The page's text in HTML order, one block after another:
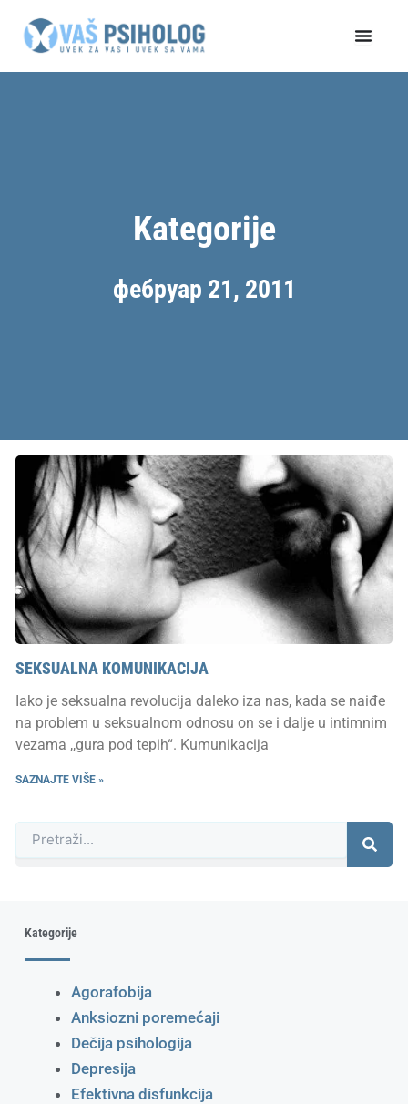
Kategorije
фебруар 21, 2011
SEKSUALNA KOMUNIKACIJA
Iako je seksualna revolucija daleko iza nas, kada se naiđe
na problem u seksualnom odnosu on se i dalje u intimnim
vezama ,,gura pod tepih“. Kumunikacija
SAZNAJTE VIŠE »
Kategorije
Agorafobija
Anksiozni poremećaji
Dečija psihologija
Depresija
Efektivna disfunkcija